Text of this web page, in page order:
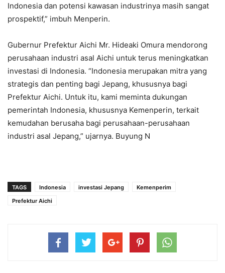
Indonesia dan potensi kawasan industrinya masih sangat
prospektif,” imbuh Menperin.
Gubernur Prefektur Aichi Mr. Hideaki Omura mendorong
perusahaan industri asal Aichi untuk terus meningkatkan
investasi di Indonesia. “Indonesia merupakan mitra yang
strategis dan penting bagi Jepang, khususnya bagi
Prefektur Aichi. Untuk itu, kami meminta dukungan
pemerintah Indonesia, khususnya Kemenperin, terkait
kemudahan berusaha bagi perusahaan-perusahaan
industri asal Jepang,” ujarnya. Buyung N
TAGS Indonesia investasi Jepang
Kemenperim
Prefektur Aichi